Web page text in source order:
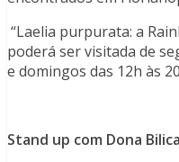
“Laelia purpurata: a
poderá ser visitada de
e domingos das 12h às
Stand up com Dona Bilica